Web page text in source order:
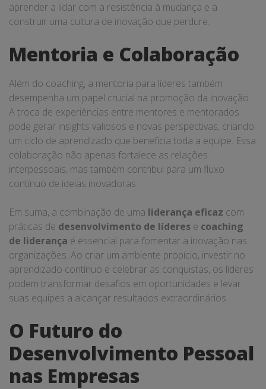
aprender a lidar com a resistência à mudança e a
construir uma cultura de inovação que perdure.
Mentoria e Colaboração
Além do coaching, a mentoria para líderes também
desempenha um papel crucial na promoção da inovação.
A troca de experiências entre mentores e mentorados
pode gerar insights valiosos e novas perspectivas, criando
um ciclo de aprendizado que beneficia toda a equipe. Essa
colaboração não apenas fortalece as relações
interpessoais, mas também contribui para um fluxo
contínuo de ideias inovadoras.
Em suma, a combinação de uma liderança eficaz com
práticas de desenvolvimento de líderes e coaching
de liderança é essencial para fomentar a inovação nas
organizações. Ao criar um ambiente propício, investir no
aprendizado contínuo e celebrar as conquistas, os líderes
podem transformar desafios em oportunidades e levar
suas equipes a alcançar resultados extraordinários.
O Futuro do
Desenvolvimento Pessoal
nas Empresas